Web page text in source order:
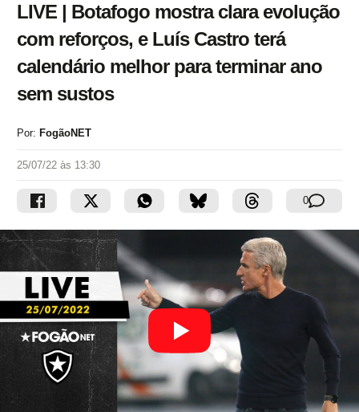
LIVE | Botafogo mostra clara evolução
com reforços, e Luís Castro terá
calendário melhor para terminar ano
sem sustos
Por: FogãoNET
25/07/22 às 13:30
0